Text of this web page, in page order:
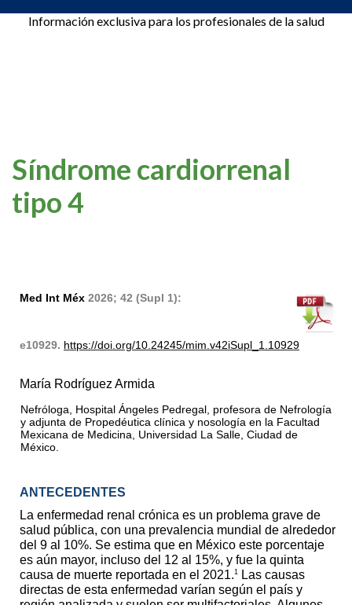
Información exclusiva para los profesionales de la salud
Síndrome cardiorrenal
tipo 4
Med Int Méx 2026; 42 (Supl 1):
e10929. https://doi.org/10.24245/mim.v42iSupl_1.10929
María Rodríguez Armida
Nefróloga, Hospital Ángeles Pedregal, profesora de Nefrología
y adjunta de Propedéutica clínica y nosología en la Facultad
Mexicana de Medicina, Universidad La Salle, Ciudad de
México.
ANTECEDENTES
La enfermedad renal crónica es un problema grave de
salud pública, con una prevalencia mundial de alrededor
del 9 al 10%. Se estima que en México este porcentaje
es aún mayor, incluso del 12 al 15%, y fue la quinta
causa de muerte reportada en el 2021.1
Las causas
directas de esta enfermedad varían según el país y